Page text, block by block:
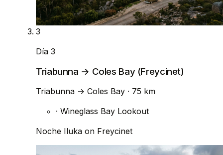
3
Día 3
Triabunna → Coles Bay (Freycinet)
Triabunna → Coles Bay · 75 km
· Wineglass Bay Lookout
Noche Iluka on Freycinet